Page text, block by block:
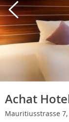
Achat
Mauritiusstrasse